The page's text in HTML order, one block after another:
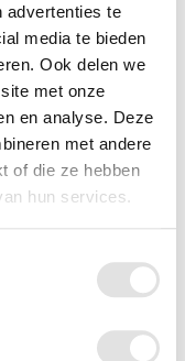
advertenties te
media te bieden
Ook delen we
met onze
en analyse. Deze
met andere
of die ze hebben
hun services.